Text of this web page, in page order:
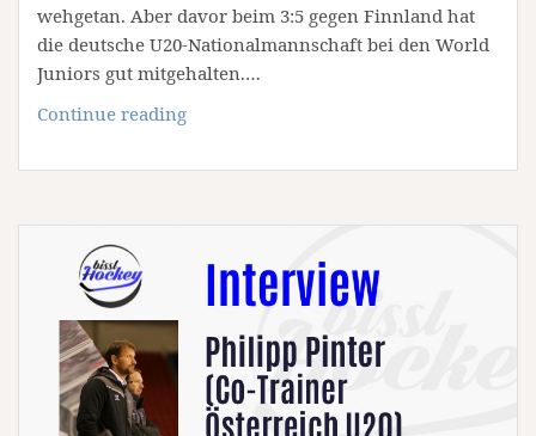
wehgetan. Aber davor beim 3:5 gegen Finnland hat
die deutsche U20-Nationalmannschaft bei den World
Juniors gut mitgehalten.…
Continue readingFinishing
–
und
Spieltag
20/21